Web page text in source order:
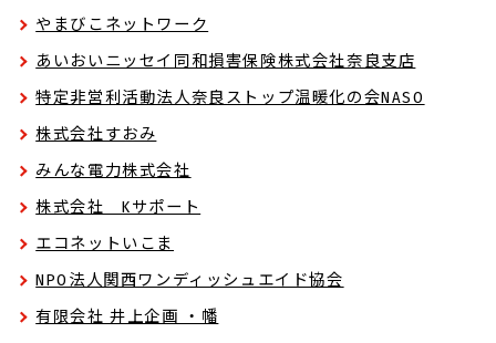
やまびこネットワーク
あいおいニッセイ同和損害保険株式会社奈良支店
特定非営利活動法人奈良ストップ温暖化の会NASO
株式会社すおみ
みんな電力株式会社
株式会社 Kサポート
エコネットいこま
NPO法人関西ワンディッシュエイド協会
有限会社 井上企画 ・幡